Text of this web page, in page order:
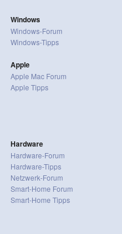
Windows
Windows-Forum
Windows-Tipps
Apple
Apple Mac Forum
Apple Tipps
Hardware
Hardware-Forum
Hardware-Tipps
Netzwerk-Forum
Smart-Home Forum
Smart-Home Tipps